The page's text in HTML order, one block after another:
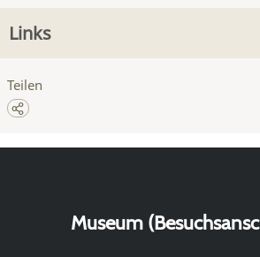
Links
Teilen
Museum